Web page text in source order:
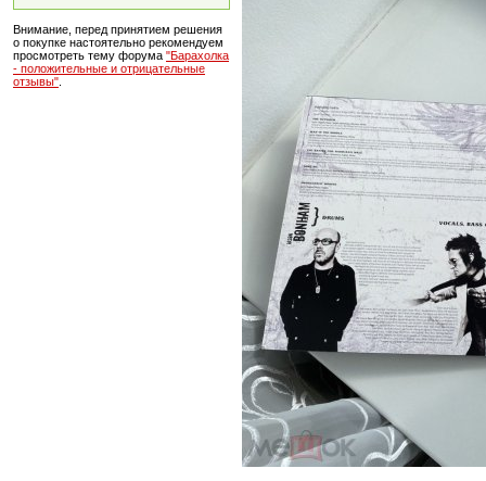
Внимание, перед принятием решения
о покупке настоятельно рекомендуем
просмотреть тему форума "Барахолка
- положительные и отрицательные
отзывы"